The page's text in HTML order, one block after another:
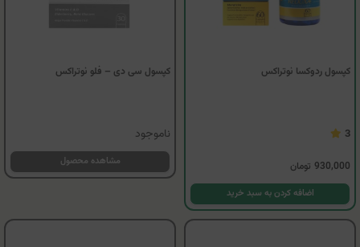
کپسول ردوکسا نوتراکس
3
930,000 تومان
اضافه کردن به سبد خرید
کپسول سی دی – فلو نوتراکس
ناموجود
مشاهده محصول